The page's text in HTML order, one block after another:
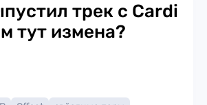
трек с Cardi
тут измена?